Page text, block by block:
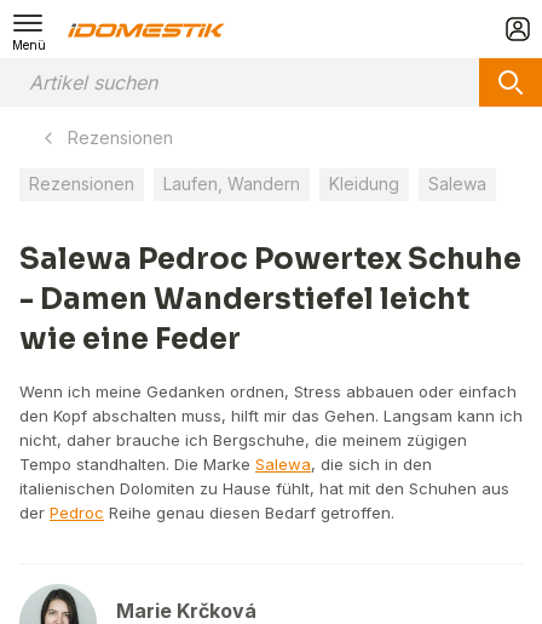
Menü
Rezensionen
Rezensionen Laufen, Wandern Kleidung Salewa
Salewa Pedroc Powertex Schuhe
- Damen Wanderstiefel leicht
wie eine Feder
Wenn ich meine Gedanken ordnen, Stress abbauen oder einfach
den Kopf abschalten muss, hilft mir das Gehen. Langsam kann ich
nicht, daher brauche ich Bergschuhe, die meinem zügigen
Tempo standhalten. Die Marke Salewa, die sich in den
italienischen Dolomiten zu Hause fühlt, hat mit den Schuhen aus
der Pedroc Reihe genau diesen Bedarf getroffen.
Marie Krčková